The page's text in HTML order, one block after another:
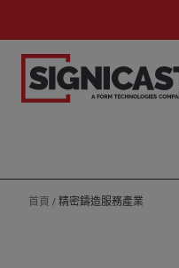
首頁 /精密鑄造服務產業